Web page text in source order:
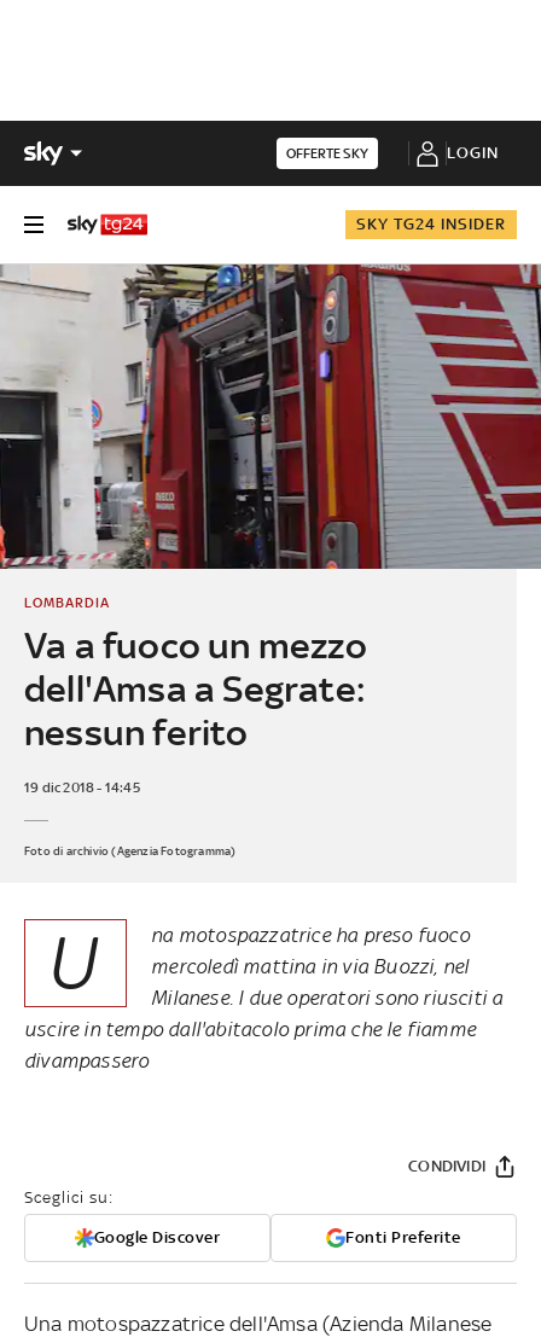
OFFERTE SKY LOGIN
SKY TG24 INSIDER
Va a fuoco un mezzo
dell'Amsa a Segrate:
nessun ferito
LOMBARDIA
19 dic 2018 - 14:45
Foto di archivio (Agenzia Fotogramma)
U
na motospazzatrice ha preso fuoco
mercoledì mattina in via Buozzi, nel
Milanese. I due operatori sono riusciti a
uscire in tempo dall'abitacolo prima che le fiamme
divampassero
Sceglici su:
Google Discover Fonti Preferite
CONDIVIDI
Una motospazzatrice dell'Amsa (Azienda Milanese